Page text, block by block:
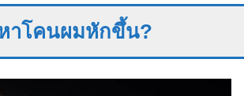
าโคนผมหักขึ้น?